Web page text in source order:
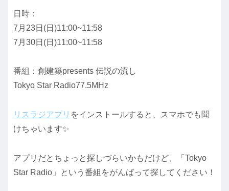
日時：
7月23日(日)11:00~11:58
7月30日(日)11:00~11:58
番組：創建築presents 伝説の流し
Tokyo Star Radio77.5MHz
リスラジアプリ をインストールすると、スマホでも聞
けちゃいます✨
アプリだとちょっと探しづらいかもだけど、「Tokyo
Star Radio」という番組をがんばって探してください！